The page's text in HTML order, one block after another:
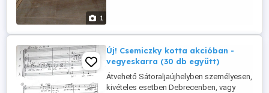
1
Új! Csemiczky kotta akcióban -
vegyeskarra (30 db együtt)
Átvehető Sátoraljaújhelyben személyesen,
kivételes esetben Debrecenben, vagy